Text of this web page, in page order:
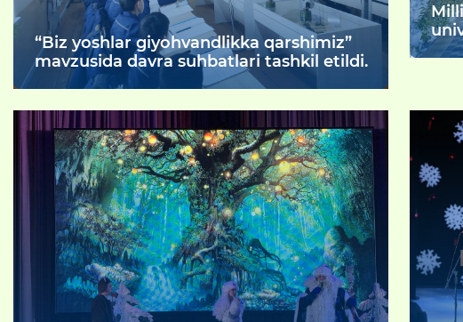
“Biz yoshlar giyohvandlikka qarshimiz”
mavzusida davra suhbatlari tashkil etildi.